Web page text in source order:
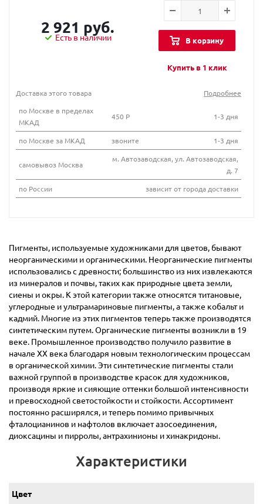
2 921 руб.
Есть в наличии В корзину
Купить в 1 клик
Доставка этого товара
Подробнее
по Москве в пределах
МКАД
450 Р 1-3 дня
по Москве за МКАД звоните 1-3 дня
самовывоз Москва
м. Автозаводская, ул. Автозаводская,
д. 7
по России
зависит от города доставки
Пигменты, используемые художниками для цветов, бывают
неорганическими и органическими. Неорганические пигменты
использовались с древности; большинство из них извлекаются
из минералов и почвы, таких как природные цвета земли,
сиены и окры. К этой категории также относятся титановые,
углеродные и ультрамариновые пигменты, а также кобальт и
кадмий. Многие из этих пигментов теперь также производятся
синтетическим путем. Органические пигменты возникли в 19
веке. Промышленное производство получило развитие в
начале ХХ века благодаря новым технологическим процессам
в органической химии. Эти синтетические пигменты стали
важной группой в производстве красок для художников,
производя яркие и сияющие оттенки большой интенсивности
и превосходной светостойкости и стойкости. Ассортимент
постоянно расширялся, и теперь помимо привычных
фталоцианинов и нафтолов включает азосоединения,
диоксацины и пирролы, антрахинионы и хинакридоны.
Характеристики
Цвет